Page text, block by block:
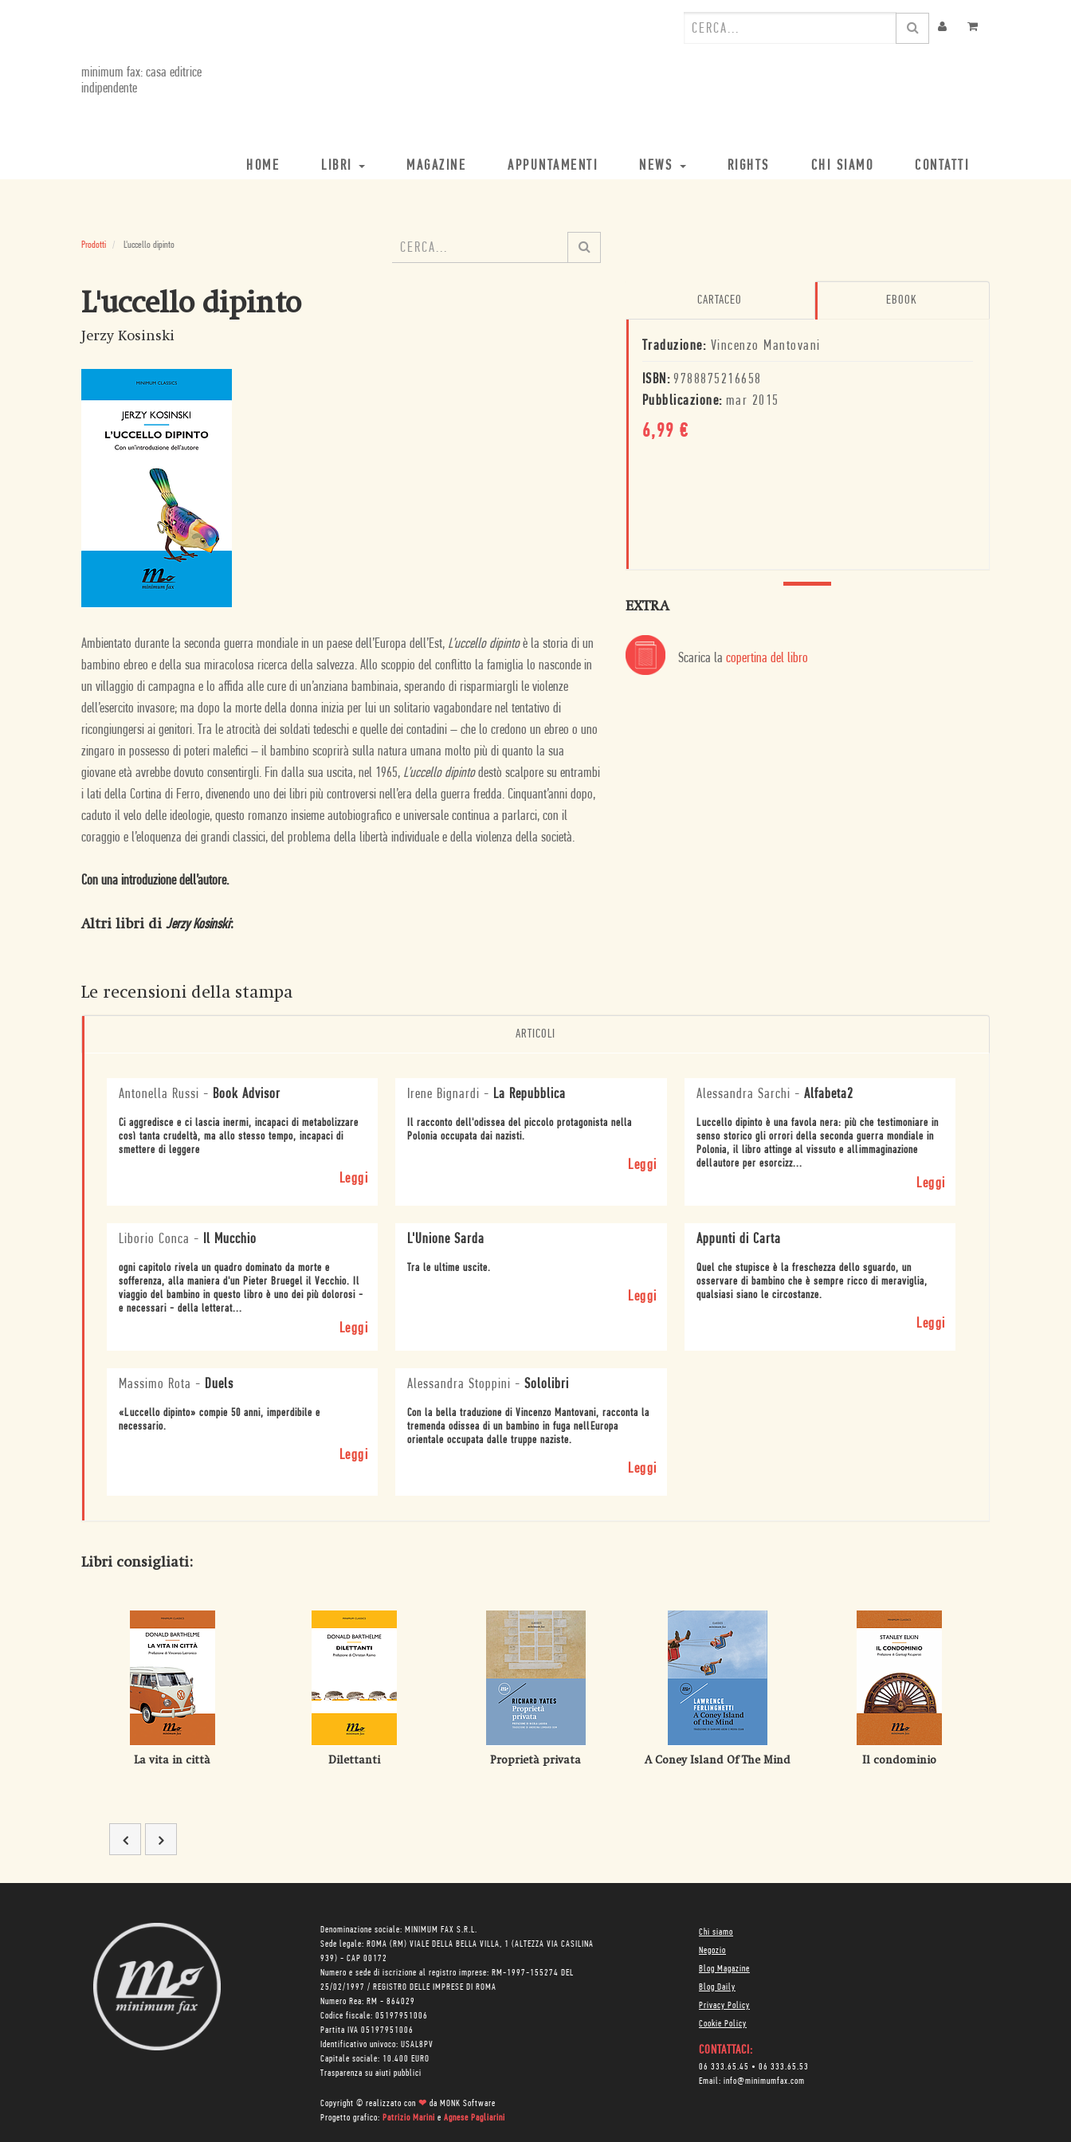
minimum fax: casa editrice
indipendente
HOME LIBRI MAGAZINE APPUNTAMENTI NEWS RIGHTS CHI SIAMO CONTATTI
Prodotti L'uccello dipinto
L'uccello dipinto
Jerzy Kosinski
Ambientato durante la seconda guerra mondiale in un paese dell’Europa dell’Est, L’uccello dipintoè la storia di un
bambino ebreo e della sua miracolosa ricerca della salvezza. Allo scoppio del conflitto la famiglia lo nasconde in
un villaggio di campagna e lo affida alle cure di un’anziana bambinaia, sperando di risparmiargli le violenze
dell’esercito invasore; ma dopo la morte della donna inizia per lui un solitario vagabondare nel tentativo di
ricongiungersi ai genitori. Tra le atrocità dei soldati tedeschi e quelle dei contadini – che lo credono un ebreo o uno
zingaro in possesso di poteri malefici – il bambino scoprirà sulla natura umana molto più di quanto la sua
giovane età avrebbe dovuto consentirgli. Fin dalla sua uscita, nel 1965, L’uccello dipintodestò scalpore su entrambi
i lati della Cortina di Ferro, divenendo uno dei libri più controversi nell’era della guerra fredda. Cinquant’anni dopo,
caduto il velo delle ideologie, questo romanzo insieme autobiografico e universale continua a parlarci, con il
coraggio e l’eloquenza dei grandi classici, del problema della libertà individuale e della violenza della società.
Con una introduzione dell’autore.
CARTACEO EBOOK
Traduzione: Vincenzo Mantovani
ISBN: 9788875216658
Pubblicazione: mar 2015
6,99 €
EXTRA
Scarica la copertina del libro
Altri libri di Jerzy Kosinski:
Le recensioni della stampa
ARTICOLI
Antonella Russi - Book Advisor
Ci aggredisce e ci lascia inermi, incapaci di metabolizzare
così tanta crudeltà, ma allo stesso tempo, incapaci di
smettere di leggere
Leggi
Irene Bignardi - La Repubblica
Il racconto dell'odissea del piccolo protagonista nella
Polonia occupata dai nazisti.
Leggi
Alessandra Sarchi - Alfabeta2
Luccello dipinto è una favola nera: più che testimoniare in
senso storico gli orrori della seconda guerra mondiale in
Polonia, il libro attinge al vissuto e allimmaginazione
dellautore per esorcizz...
Leggi
Liborio Conca - Il Mucchio
ogni capitolo rivela un quadro dominato da morte e
sofferenza, alla maniera d'un Pieter Bruegel il Vecchio. Il
viaggio del bambino in questo libro è uno dei più dolorosi -
e necessari - della letterat...
Leggi
L'Unione Sarda
Tra le ultime uscite.
Leggi
Appunti di Carta
Quel che stupisce è la freschezza dello sguardo, un
osservare di bambino che è sempre ricco di meraviglia,
qualsiasi siano le circostanze.
Leggi
Massimo Rota - Duels
«Luccello dipinto» compie 50 anni, imperdibile e
necessario.
Leggi
Alessandra Stoppini -Sololibri
Con la bella traduzione di Vincenzo Mantovani, racconta la
tremenda odissea di un bambino in fuga nellEuropa
orientale occupata dalle truppe naziste.
Leggi
Libri consigliati:
La vita in città Dilettanti Proprietà privata A Coney Island Of The Mind Il condominio
Denominazione sociale: MINIMUM FAX S.R.L.
Sede legale: ROMA (RM) VIALE DELLA BELLA VILLA, 1 (ALTEZZA VIA CASILINA
939) - CAP 00172
Numero e sede di iscrizione al registro imprese: RM-1997-155274 DEL
25/02/1997 / REGISTRO DELLE IMPRESE DI ROMA
Numero Rea: RM - 864029
Codice fiscale: 05197951006
Partita IVA 05197951006
Identificativo univoco: USAL8PV
Capitale sociale: 10.400 EURO
Trasparenza su aiuti pubblici
Copyright © realizzato con ❤ da MONK Software
Progetto grafico: Patrizio Marini e Agnese Pagliarini
Chi siamo
Negozio
Blog Magazine
Blog Daily
Privacy Policy
Cookie Policy
CONTATTACI:
06 333.65.45 • 06 333.65.53
Email: info@minimumfax.com